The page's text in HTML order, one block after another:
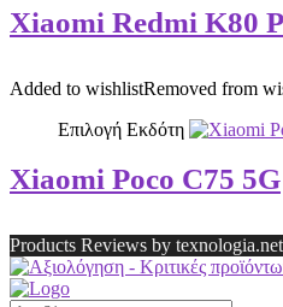
Xiaomi Redmi K80
Added to wishlistRemoved from
Επιλογή Εκδότη
Xiaomi Poco C75 5G
Products Reviews by